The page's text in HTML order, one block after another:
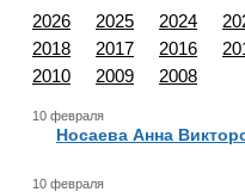
2026 2025 2024
2018
2017 2016
2010
2009 2008
10 февраля
Носаева Анна
10 февраля